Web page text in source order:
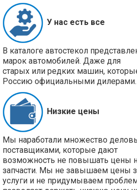
У нас есть все
В каталоге автостекол
марок автомобилей. Даже для
старых или редких машин,
Россию официальными дилерами.
Низкие цены
Мы наработали множество
поставщиками, которые дают
возможность не повышать цены
запчасти. Мы не завышаем цены
услуги и не придумываем